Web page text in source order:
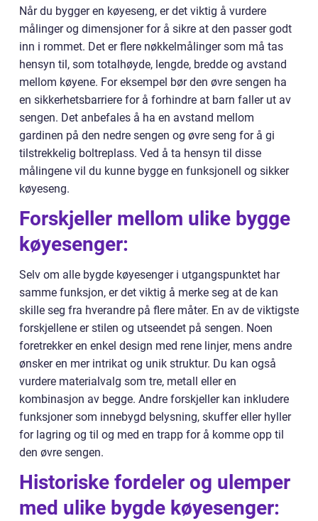
Når du bygger en køyeseng, er det viktig å vurdere
målinger og dimensjoner for å sikre at den passer godt
inn i rommet. Det er flere nøkkelmålinger som må tas
hensyn til, som totalhøyde, lengde, bredde og avstand
mellom køyene. For eksempel bør den øvre sengen ha
en sikkerhetsbarriere for å forhindre at barn faller ut av
sengen. Det anbefales å ha en avstand mellom
gardinen på den nedre sengen og øvre seng for å gi
tilstrekkelig boltreplass. Ved å ta hensyn til disse
målingene vil du kunne bygge en funksjonell og sikker
køyeseng.
Forskjeller mellom ulike bygge
køyesenger:
Selv om alle bygde køyesenger i utgangspunktet har
samme funksjon, er det viktig å merke seg at de kan
skille seg fra hverandre på flere måter. En av de viktigste
forskjellene er stilen og utseendet på sengen. Noen
foretrekker en enkel design med rene linjer, mens andre
ønsker en mer intrikat og unik struktur. Du kan også
vurdere materialvalg som tre, metall eller en
kombinasjon av begge. Andre forskjeller kan inkludere
funksjoner som innebygd belysning, skuffer eller hyller
for lagring og til og med en trapp for å komme opp til
den øvre sengen.
Historiske fordeler og ulemper
med ulike bygde køyesenger: